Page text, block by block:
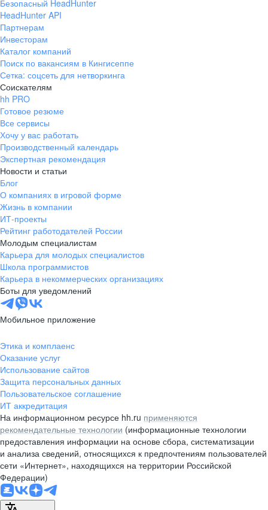
ул. Янковского, д. 169, 7 этаж,
706 каб.
+7 861 205-55-57
pr@krd.hh.ru
Владивосток
пер. Ланинский д. 4, офис 3.4
+7 423 202-33-28
pr@dv.hh.ru
Новосибирск
ул. Большевистская, д. 35,
помещение 21
+7 383 207-94-64
pr@nsk.hh.ru
Минск
пр-т Дзержинского, д. 57,
10 этаж, помещение 45-1
pr@rabota.by
Алматы
пр. Абая, д. 151, БЦ Алатау,
12 этаж, офис 1209
+7 727 232-13-13
pr@headhunter.com.kz
Безопасный HeadHunter
HeadHunter API
Партнерам
Инвесторам
Каталог компаний
Поиск по вакансиям в Кингисеппе
Сетка: соцсеть для нетворкинга
Соискателям
hh PRO
Готовое резюме
Все сервисы
Хочу у вас работать
Производственный календарь
Экспертная рекомендация
Новости и статьи
Блог
О компаниях в игровой форме
Жизнь в компании
ИТ-проекты
Рейтинг работодателей России
Молодым специалистам
Карьера для молодых специалистов
Школа программистов
Карьера в некоммерческих организациях
Боты для уведомлений
Мобильное приложение
Этика и комплаенс
Оказание услуг
Использование сайтов
Защита персональных данных
Пользовательское соглашение
ИТ аккредитация
На информационном ресурсе hh.ru применяются
рекомендательные технологии (информационные технологии
предоставления информации на основе сбора, систематизации
и анализа сведений, относящихся к предпочтениям пользователей
сети «Интернет», находящихся на территории Российской
Федерации)